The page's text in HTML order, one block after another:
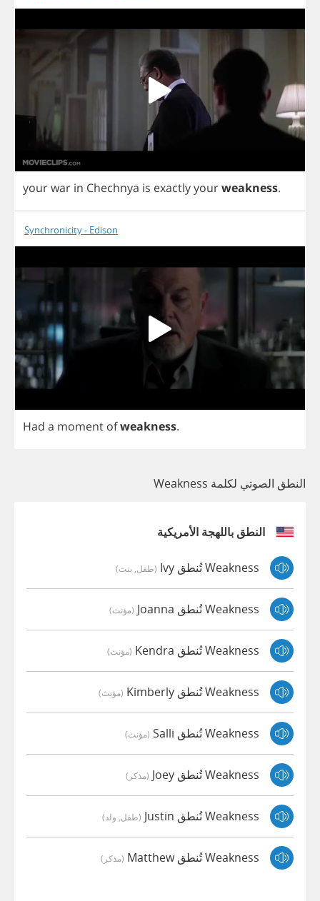
yourwar in Chechnya is exactlyyourweakness.
Synchronicity - Edison
Had a moment ofweakness.
النطق الصوتي لكلمة Weakness
النطق باللهجة الأمريكية
Weakness تُنطق Ivy (طفل, بنت)
Weakness تُنطق Joanna (مؤنث)
Weakness تُنطق Kendra (مؤنث)
Weakness تُنطق Kimberly (مؤنث)
Weakness تُنطق Salli (مؤنث)
Weakness تُنطق Joey (مذكر)
Weakness تُنطق Justin (طفل, ولد)
Weakness تُنطق Matthew (مذكر)